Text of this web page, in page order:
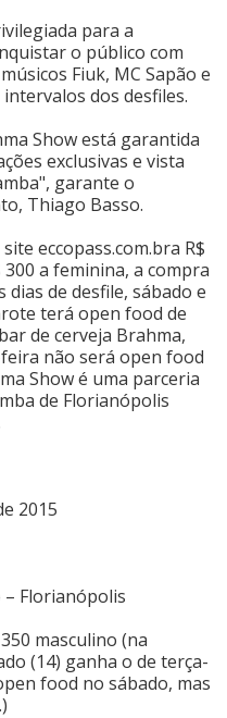
para a
o público com
Fiuk, MC Sapão e
dos desfiles.
Show está garantida
exclusivas e vista
garante o
Thiago Basso.
site eccopass.com.bra R$
300 a feminina, a compra
de desfile, sábado e
terá open food de
de cerveja Brahma,
não será open food
Show é uma parceria
de Florianópolis
2015
– Florianópolis
masculino (na
(14) ganha o de terça-
food no sábado, mas